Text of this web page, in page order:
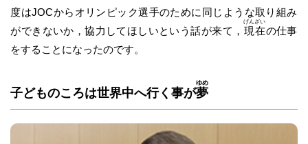
度はJOCからオリンピック選手のために同じような取り組み
ができないか，協力してほしいという話が来て， 現在
げんざい
の仕事
をすることになったのです。
子どものころは世界中へ行く事が夢
ゆめ